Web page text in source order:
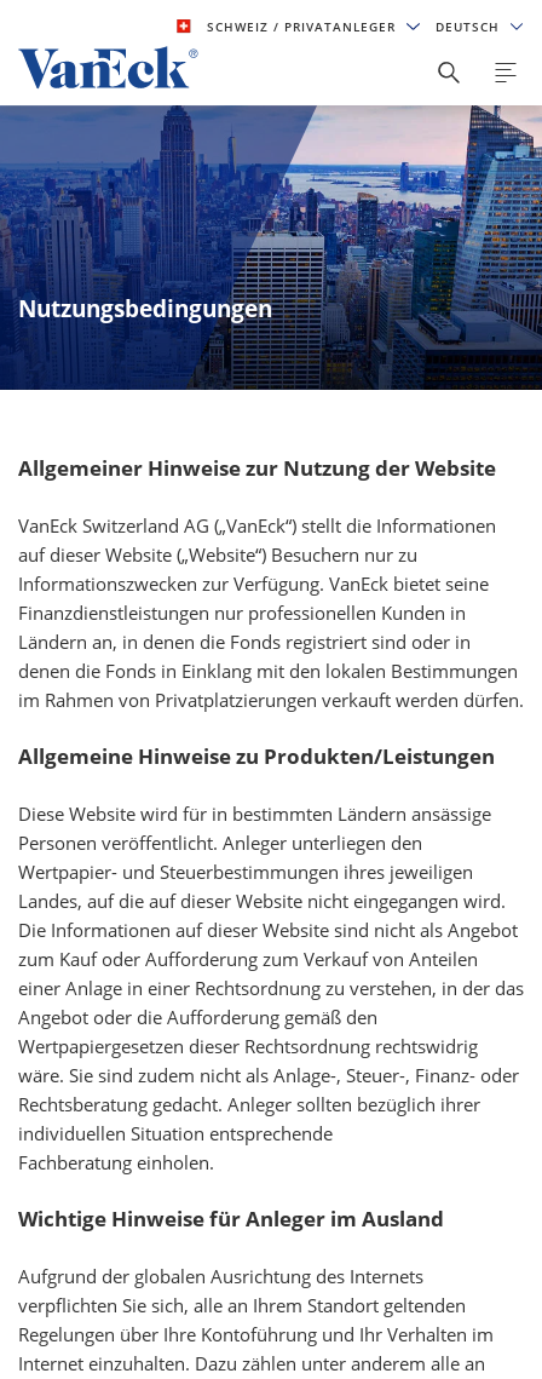
SCHWEIZ/ PRIVATANLEGER DEUTSCH
Nutzungsbedingungen
Allgemeiner Hinweise zur Nutzung der Website
VanEck Switzerland AG („VanEck“) stellt die Informationen
auf dieser Website („Website“) Besuchern nur zu
Informationszwecken zur Verfügung. VanEck bietet seine
Finanzdienstleistungen nur professionellen Kunden in
Ländern an, in denen die Fonds registriert sind oder in
denen die Fonds in Einklang mit den lokalen Bestimmungen
im Rahmen von Privatplatzierungen verkauft werden dürfen.
Allgemeine Hinweise zu Produkten/Leistungen
Diese Website wird für in bestimmten Ländern ansässige
Personen veröffentlicht. Anleger unterliegen den
Wertpapier- und Steuerbestimmungen ihres jeweiligen
Landes, auf die auf dieser Website nicht eingegangen wird.
Die Informationen auf dieser Website sind nicht als Angebot
zum Kauf oder Aufforderung zum Verkauf von Anteilen
einer Anlage in einer Rechtsordnung zu verstehen, in der das
Angebot oder die Aufforderung gemäß den
Wertpapiergesetzen dieser Rechtsordnung rechtswidrig
wäre. Sie sind zudem nicht als Anlage-, Steuer-, Finanz- oder
Rechtsberatung gedacht. Anleger sollten bezüglich ihrer
individuellen Situation entsprechende
Fachberatung einholen.
Wichtige Hinweise für Anleger im Ausland
Aufgrund der globalen Ausrichtung des Internets
verpflichten Sie sich, alle an Ihrem Standort geltenden
Regelungen über Ihre Kontoführung und Ihr Verhalten im
Internet einzuhalten. Dazu zählen unter anderem alle an